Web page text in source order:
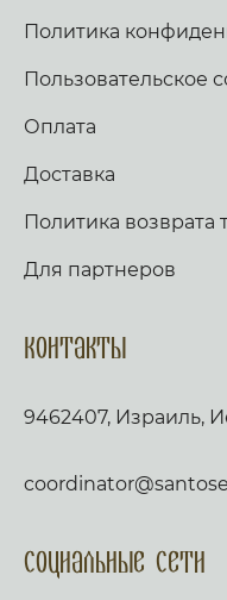
Политика
Пользовательское
Оплата
Доставка
Политика возврата
Для партнеров
Контакты
9462407, Израиль,
Социальные сети